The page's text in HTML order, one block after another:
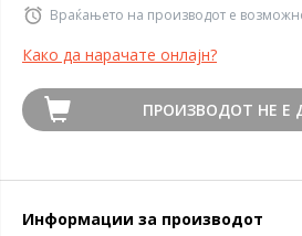
Враќањето на производот е
Како да нарачате онлајн?
ПРОИЗВОДОТ НЕ Е
Информации за производот